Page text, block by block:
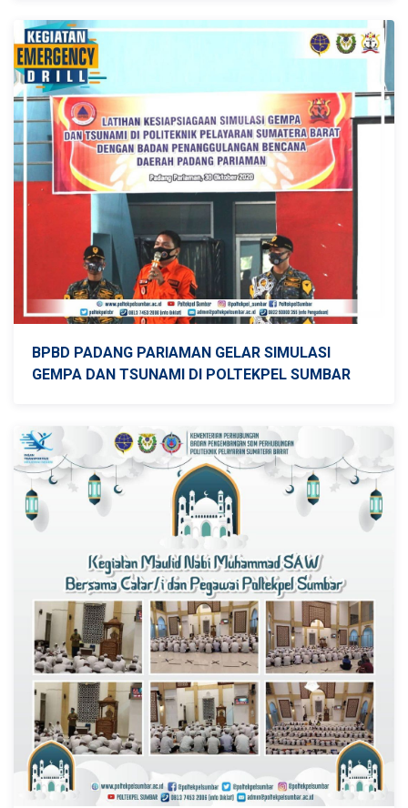
BPBD PADANG PARIAMAN GELAR SIMULASI
GEMPA DAN TSUNAMI DI POLTEKPEL SUMBAR